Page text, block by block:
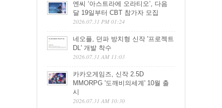
엔씨 ‘아스트라에 오라티오’, 다음
달 19일부터 CBT 참가자 모집
2026.07.31 PM 01:24
네오플, 던파 방치형 신작 '프로젝트
DL' 개발 착수
2026.07.31 AM 11:03
카카오게임즈, 신작 2.5D
MMORPG '도깨비의세계' 10월 출
시
2026.07.31 AM 10:30